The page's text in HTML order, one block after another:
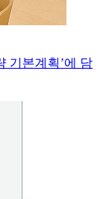
기본계획’에 담